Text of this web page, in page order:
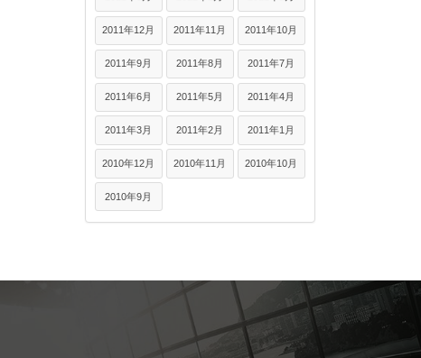
2011年12月 2011年11月 2011年10月
2011年9月 2011年8月 2011年7月
2011年6月 2011年5月 2011年4月
2011年3月 2011年2月 2011年1月
2010年12月 2010年11月 2010年10月
2010年9月